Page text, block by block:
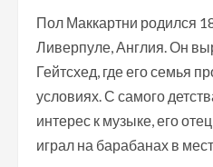
Пол Маккартни родился
Ливерпуле, Англия. Он
Гейтсхед, где его семья
условиях. С самого
интерес к музыке, его
играл на барабанах в